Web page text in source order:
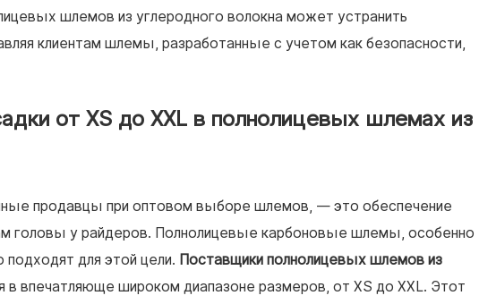
шлемов из углеродного волокна может устранить
клиентам шлемы, разработанные с учетом как безопасности,
от XS до XXL в полнолицевых шлемах из
продавцы при оптовом выборе шлемов, — это обеспечение
головы у райдеров. Полнолицевые карбоновые шлемы, особенно
для этой цели. Поставщики полнолицевых шлемов из
впечатляюще широком диапазоне размеров, от XS до XXL. Этот